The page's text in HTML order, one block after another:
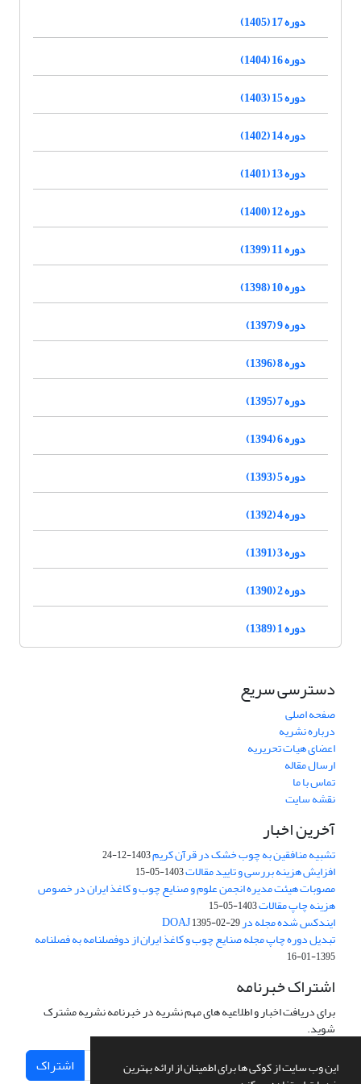
این وب سایت از کوکی ها برای اطمینان از ارائه بهترین
دوره 17 (1405)
دوره 16 (1404)
دوره 15 (1403)
دوره 14 (1402)
دوره 13 (1401)
دوره 12 (1400)
دوره 11 (1399)
دوره 10 (1398)
دوره 9 (1397)
دوره 8 (1396)
دوره 7 (1395)
دوره 6 (1394)
دوره 5 (1393)
دوره 4 (1392)
دوره 3 (1391)
دوره 2 (1390)
دوره 1 (1389)
دسترسی سریع
صفحه اصلی
درباره نشریه
اعضای هیات تحریریه
ارسال مقاله
تماس با ما
نقشه سایت
آخرین اخبار
تشبیه منافقین به چوب خشک در قرآن کریم1403-12-24
افزایش هزینه بررسی و تایید مقالات1403-05-15
مصوبات هیئت مدیره انجمن علوم و صنایع چوب و کاغذ ایران در خصوص
هزینه چاپ مقالات1403-05-15
ایندکس شده مجله در DOAJ1395-02-29
تبدیل دوره چاپ مجله صنایع چوب و کاغذ ایران از دوفصلنامه به فصلنامه
1395-01-16
اشتراک خبرنامه
برای دریافت اخبار و اطلاعیه های مهم نشریه در خبرنامه نشریه مشترک
شوید.
اشتراک